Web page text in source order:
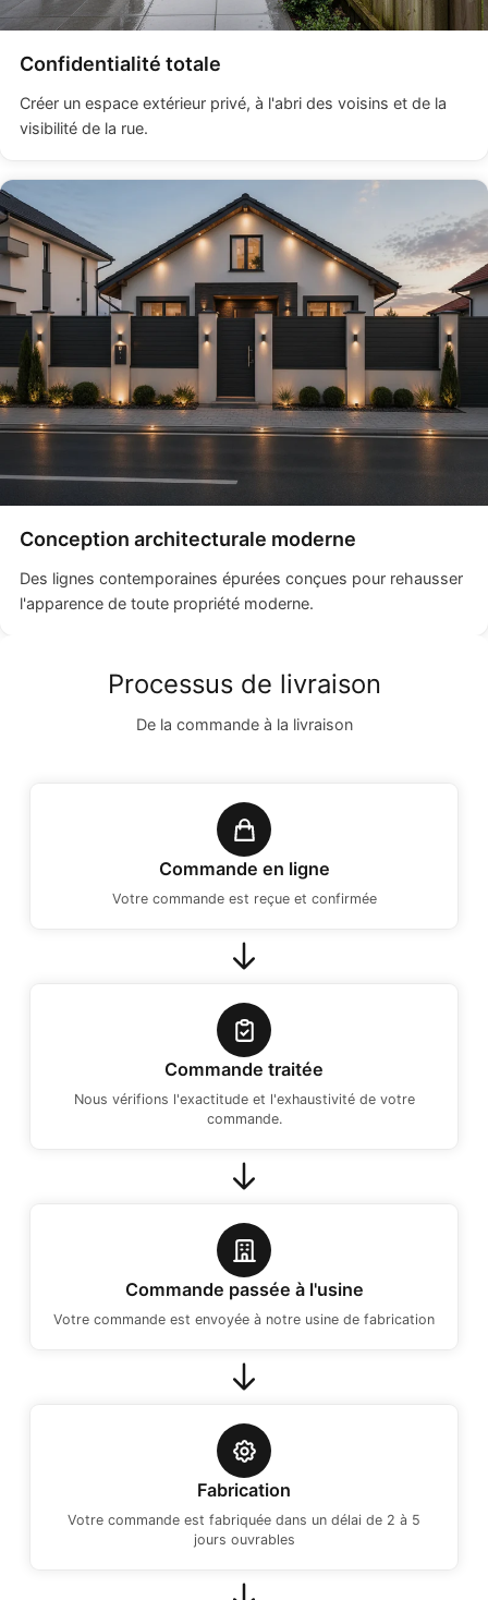
Confidentialité totale
Créer un espace extérieur privé, à l'abri des voisins et de la
visibilité de la rue.
Conception architecturale moderne
Des lignes contemporaines épurées conçues pour rehausser
l'apparence de toute propriété moderne.
Processus de livraison
De la commande à la livraison
Commande en ligne
Votre commande est reçue et confirmée
Commande traitée
Nous vérifions l'exactitude et l'exhaustivité de votre
commande.
Commande passée à l'usine
Votre commande est envoyée à notre usine de fabrication
Fabrication
Votre commande est fabriquée dans un délai de 2 à 5
jours ouvrables